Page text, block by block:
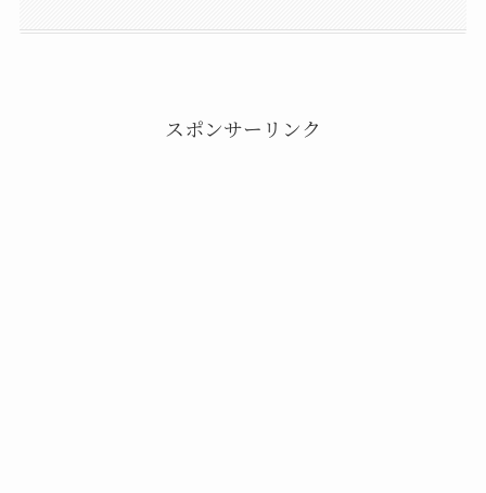
スポンサーリンク